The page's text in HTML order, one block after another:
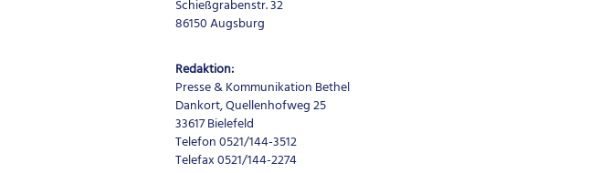
Schießgrabenstr. 32
86150 Augsburg
Redaktion:
Presse & Kommunikation Bethel
Dankort, Quellenhofweg 25
33617 Bielefeld
Telefon 0521/144-3512
Telefax 0521/144-2274